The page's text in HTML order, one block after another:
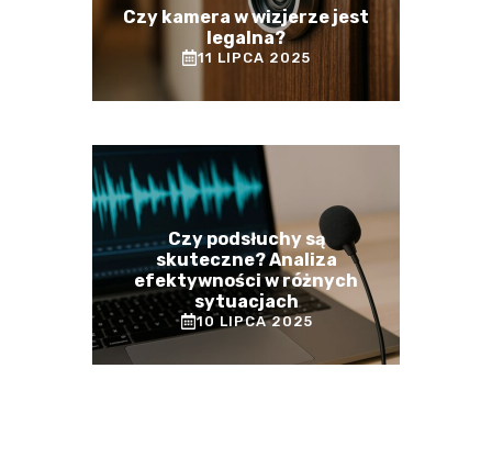
Czy kamera w wizjerze jest
legalna?
11 LIPCA 2025
Czy podsłuchy są
skuteczne? Analiza
efektywności w różnych
sytuacjach
10 LIPCA 2025